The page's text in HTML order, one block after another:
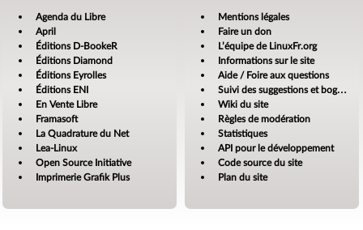
Agenda du Libre
April
Éditions D-BookeR
Éditions Diamond
Éditions Eyrolles
Éditions ENI
En Vente Libre
Framasoft
La Quadrature du Net
Lea-Linux
Open Source Initiative
Imprimerie Grafik Plus
Mentions légales
Faire un don
L’équipe de LinuxFr.org
Informations sur le site
Aide / Foire aux questions
Suivi des suggestions et bogues
Wiki du site
Règles de modération
Statistiques
API pour le développement
Code source du site
Plan du site